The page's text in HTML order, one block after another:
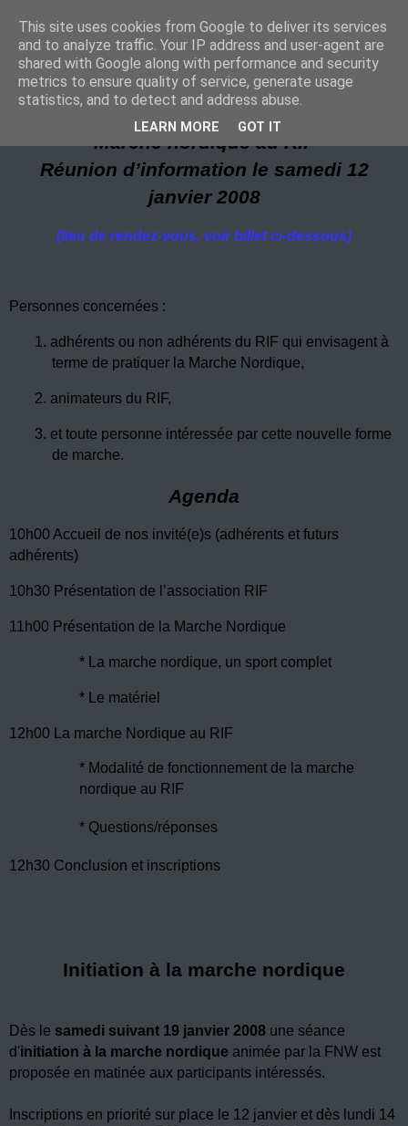
Marche Nordique au RIF
dimanche 6 janvier 2008
Marche nordique au RIF
Réunion d’information le samedi 12
janvier 2008
(lieu de rendez-vous, voir billet ci-dessous)
Personnes concernées :
1. adhérents ou non adhérents du RIF qui envisagent à
terme de pratiquer la Marche Nordique,
2. animateurs du RIF,
3. et toute personne intéressée par cette nouvelle forme
de marche.
Agenda
10h00 Accueil de nos invité(e)s (adhérents et futurs
adhérents)
10h30 Présentation de l’association RIF
11h00 Présentation de la Marche Nordique
* La marche nordique, un sport complet
* Le matériel
12h00 La marche Nordique au RIF
* Modalité de fonctionnement de la marche
nordique au RIF
* Questions/réponses
12h30 Conclusion et inscriptions
Initiation à la marche nordique
Dès le samedi suivant 19 janvier 2008 une séance
d'initiation à la marche nordique animée par la FNW est
proposée en matinée aux participants intéressés.
Inscriptions en priorité sur place le 12 janvier et dès lundi 14
This site uses cookies from Google to deliver its services
and to analyze traffic. Your IP address and user-agent are
shared with Google along with performance and security
metrics to ensure quality of service, generate usage
statistics, and to detect and address abuse.
LEARN MORE GOT IT